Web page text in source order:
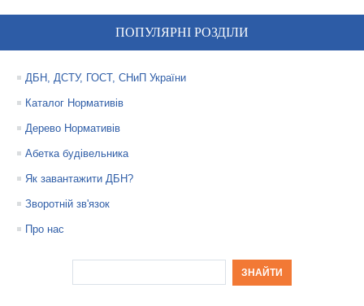
ПОПУЛЯРНІ РОЗДІЛИ
ДБН, ДСТУ, ГОСТ, СНиП України
Каталог Нормативів
Дерево Нормативів
Абетка будівельника
Як завантажити ДБН?
Зворотній зв'язок
Про нас